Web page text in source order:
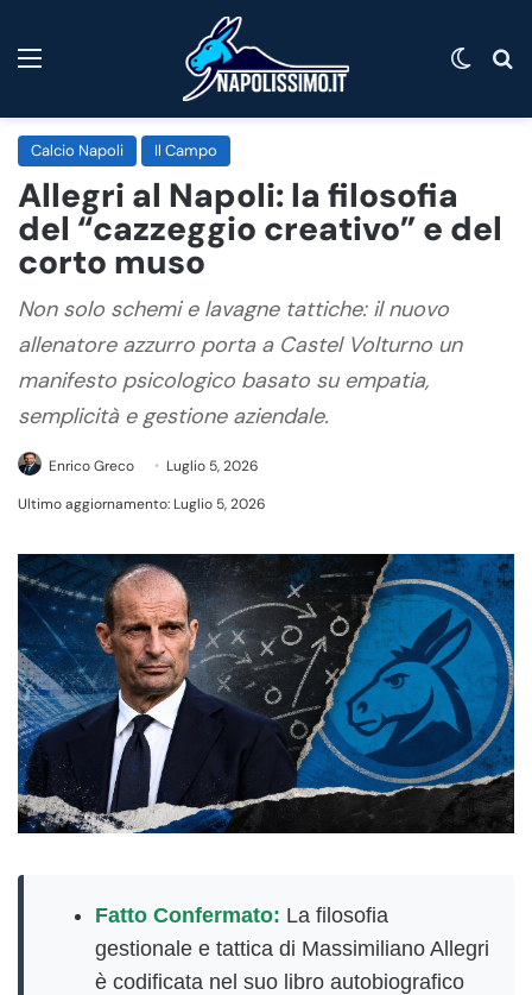
Calcio Napoli Il Campo
Allegri al Napoli: la filosofia
del “cazzeggio creativo” e del
corto muso
Non solo schemi e lavagne tattiche: il nuovo
allenatore azzurro porta a Castel Volturno un
manifesto psicologico basato su empatia,
semplicità e gestione aziendale.
Enrico Greco
Luglio 5, 2026
Ultimo aggiornamento: Luglio 5, 2026
Fatto Confermato: La filosofia
gestionale e tattica di Massimiliano Allegri
è codificata nel suo libro autobiografico